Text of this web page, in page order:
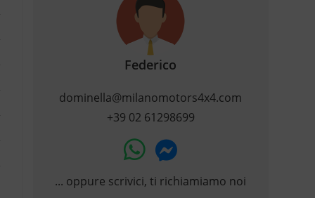
Federico
dominella@milanomotors4x4.com
+39 02 61298699
... oppure scrivici, ti richiamiamo noi